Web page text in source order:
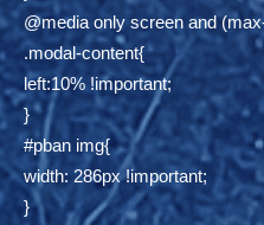
@media only screen and
.modal-content{
left:10% !important;
}
#pban img{
width: 286px !important;
}